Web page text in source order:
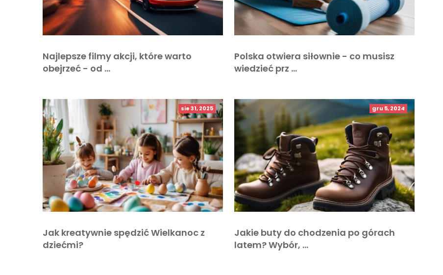
Najlepsze filmy akcji, które warto
obejrzeć - od …
Polska otwiera siłownie - co musisz
wiedzieć prz …
sie 31, 2025
Jak kreatywnie spędzić Wielkanoc z
dziećmi?
gru 5, 2024
Jakie buty do chodzenia po górach
latem? Wybór, …